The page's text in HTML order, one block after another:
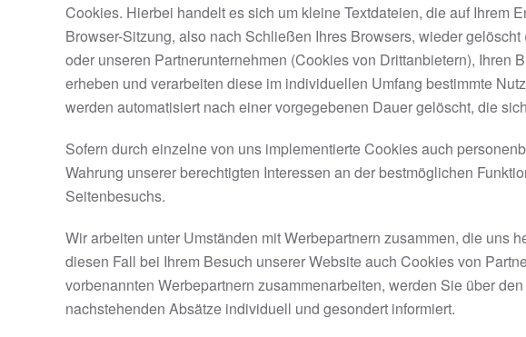
Cookies. Hierbei handelt es sich um kleine Textdateien, die auf Ihrem
Browser-Sitzung, also nach Schließen Ihres Browsers, wieder
oder unseren Partnerunternehmen (Cookies von Drittanbietern),
erheben und verarbeiten diese im individuellen Umfang bestimmte
werden automatisiert nach einer vorgegebenen Dauer gelöscht, die
Sofern durch einzelne von uns implementierte Cookies auch
Wahrung unserer berechtigten Interessen an der bestmöglichen
Seitenbesuchs.
Wir arbeiten unter Umständen mit Werbepartnern zusammen, die uns
diesen Fall bei Ihrem Besuch unserer Website auch Cookies von
vorbenannten Werbepartnern zusammenarbeiten, werden Sie über
nachstehenden Absätze individuell und gesondert informiert.